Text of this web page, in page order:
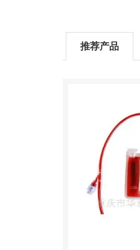
推荐产品